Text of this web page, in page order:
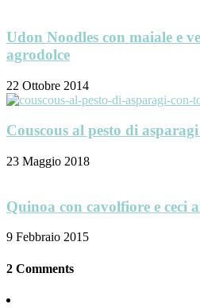
Udon Noodles con maiale e
agrodolce
22 Ottobre 2014
Couscous al pesto di
23 Maggio 2018
Quinoa con cavolfiore e ceci
9 Febbraio 2015
2 Comments